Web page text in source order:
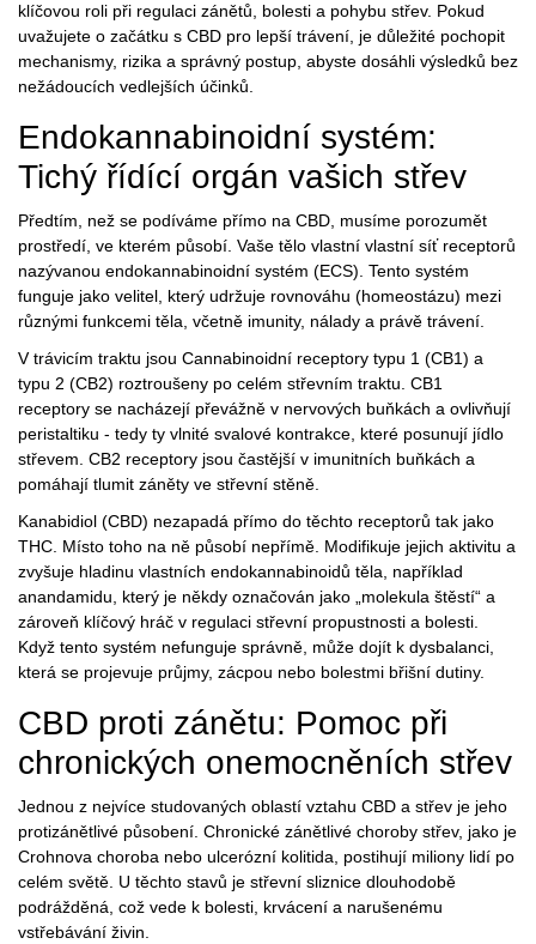
klíčovou roli při regulaci zánětů, bolesti a pohybu střev. Pokud
uvažujete o začátku s CBD pro lepší trávení, je důležité pochopit
mechanismy, rizika a správný postup, abyste dosáhli výsledků bez
nežádoucích vedlejších účinků.
Endokannabinoidní systém:
Tichý řídící orgán vašich střev
Předtím, než se podíváme přímo na CBD, musíme porozumět
prostředí, ve kterém působí. Vaše tělo vlastní vlastní síť receptorů
nazývanou endokannabinoidní systém (ECS) . Tento systém
funguje jako velitel, který udržuje rovnováhu (homeostázu) mezi
různými funkcemi těla, včetně imunity, nálady a právě trávení.
V trávicím traktu jsou Cannabinoidní receptory typu 1 (CB1) a
typu 2 (CB2) roztroušeny po celém střevním traktu. CB1
receptory se nacházejí převážně v nervových buňkách a ovlivňují
peristaltiku - tedy ty vlnité svalové kontrakce, které posunují jídlo
střevem. CB2 receptory jsou častější v imunitních buňkách a
pomáhají tlumit záněty ve střevní stěně.
Kanabidiol (CBD) nezapadá přímo do těchto receptorů tak jako
THC. Místo toho na ně působí nepřímě. Modifikuje jejich aktivitu a
zvyšuje hladinu vlastních endokannabinoidů těla, například
anandamidu, který je někdy označován jako „molekula štěstí“ a
zároveň klíčový hráč v regulaci střevní propustnosti a bolesti.
Když tento systém nefunguje správně, může dojít k dysbalanci,
která se projevuje průjmy, zácpou nebo bolestmi břišní dutiny.
CBD proti zánětu: Pomoc při
chronických onemocněních střev
Jednou z nejvíce studovaných oblastí vztahu CBD a střev je jeho
protizánětlivé působení. Chronické zánětlivé choroby střev, jako je
Crohnova choroba nebo ulcerózní kolitida, postihují miliony lidí po
celém světě. U těchto stavů je střevní sliznice dlouhodobě
podrážděná, což vede k bolesti, krvácení a narušenému
vstřebávání živin.